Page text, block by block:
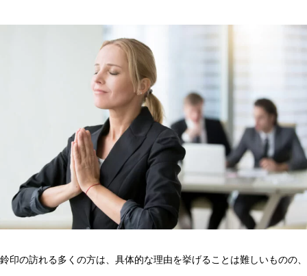
鈴印の訪れる多くの方は、具体的な理由を挙げることは難しいものの、